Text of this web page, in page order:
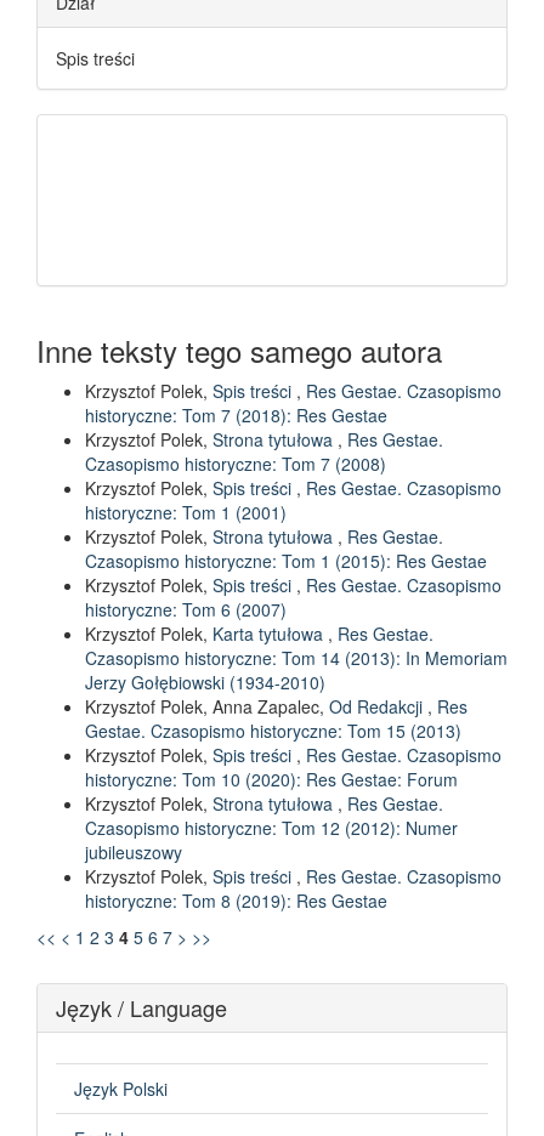
Spis treści
Inne teksty tego samego autora
Krzysztof Polek, Spis treści , Res Gestae. Czasopismo
historyczne: Tom 7 (2018): Res Gestae
Krzysztof Polek, Strona tytułowa , Res Gestae.
Czasopismo historyczne: Tom 7 (2008)
Krzysztof Polek, Spis treści , Res Gestae. Czasopismo
historyczne: Tom 1 (2001)
Krzysztof Polek, Strona tytułowa , Res Gestae.
Czasopismo historyczne: Tom 1 (2015): Res Gestae
Krzysztof Polek, Spis treści , Res Gestae. Czasopismo
historyczne: Tom 6 (2007)
Krzysztof Polek, Karta tytułowa , Res Gestae.
Czasopismo historyczne: Tom 14 (2013): In Memoriam
Jerzy Gołębiowski (1934-2010)
Krzysztof Polek, Anna Zapalec, Od Redakcji , Res
Gestae. Czasopismo historyczne: Tom 15 (2013)
Krzysztof Polek, Spis treści , Res Gestae. Czasopismo
historyczne: Tom 10 (2020): Res Gestae: Forum
Krzysztof Polek, Strona tytułowa , Res Gestae.
Czasopismo historyczne: Tom 12 (2012): Numer
jubileuszowy
Krzysztof Polek, Spis treści , Res Gestae. Czasopismo
historyczne: Tom 8 (2019): Res Gestae
<< < 1 2 3 4 5 6 7 > >>
Język / Language
Język Polski